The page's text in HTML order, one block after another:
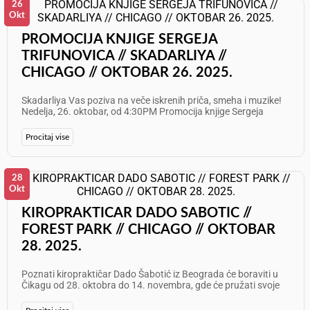
možete kupiti OVDE Ne propustite nezaboravno veče uz hitove
Nikole Rokvića i energiju koju samo full band može da donese!
Ostali gradovi: 24. oktobar, Clearwater 25. oktobar, Chicago
31. oktobar, Cleveland 1. novembar, New York 2. novembar,
Washington DC Želimo Vam odličan provod!
PROMOCIJA KNJIGE SERGEJA
TRIFUNOVICA // SKADARLIYA //
CHICAGO // OKTOBAR 26. 2025.
Skadarliya Vas poziva na veče iskrenih priča, smeha i muzike!
Nedelja, 26. oktobar, od 4:30PM Promocija knjige Sergeja
odličan provod!
Procitaj vise
26
Okt
KIROPRAKTICAR DADO SABOTIC //
FOREST PARK // CHICAGO // OKTOBAR
28. 2025.
Poznati kiropraktičar Dado Šabotić iz Beograda će boraviti u
Čikagu od 28. oktobra do 14. novembra, gde će pružati svoje
zdravlje i oslobode se bola. Dado Šabotić pomaže osobama
28
Okt